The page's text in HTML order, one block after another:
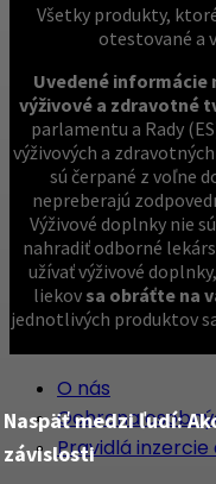
Naspäť medzi ľudí:
závislosti
Všetky produkty,
otestované a
Uvedené informácie
výživové a zdravotné
parlamentu a Rady
výživových a
sú čerpané z voľne
nepreberajú
Výživové doplnky nie
nahradiť odborné
užívať výživové
liekov sa obráťte na
jednotlivých produktov
O nás
Ochrana
Pravidlá